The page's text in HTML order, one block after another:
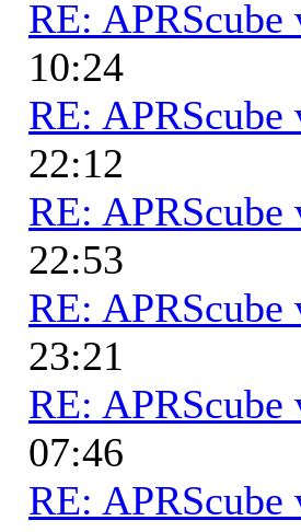
RE:
10:24
RE:
22:12
RE:
22:53
RE:
23:21
RE:
07:46
RE: